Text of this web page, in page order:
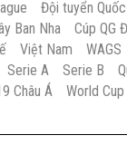
Đội tuyển
Ban Nha Cúp QG
Việt Nam WAGS
Serie A Serie B
Châu Á World Cup